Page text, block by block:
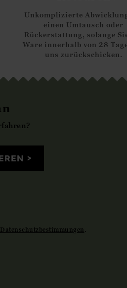
Unkomplizierte
einen Umtausch oder
Rückerstattung, solange
Ware innerhalb von 28
uns zurückschicken.
Datenschutzbestimmungen .